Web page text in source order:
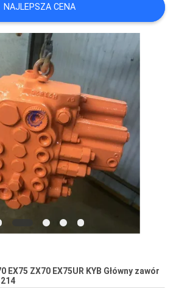
NAJLEPSZA CENA
EX75 ZX70 EX75UR KYB Główny zawór